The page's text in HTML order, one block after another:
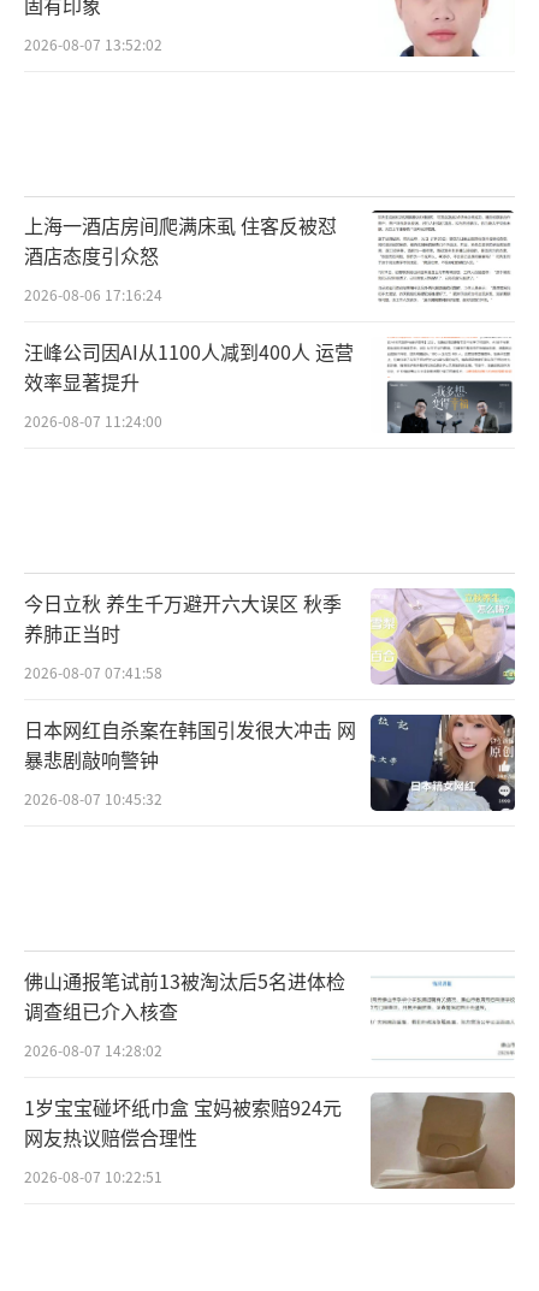
2026-08-07 13:52:02
上海一酒店房间爬满床虱 住客反被怼
酒店态度引众怒
2026-08-06 17:16:24
汪峰公司因AI从1100人减到400人 运营
效率显著提升
2026-08-07 11:24:00
今日立秋 养生千万避开六大误区 秋季
养肺正当时
2026-08-07 07:41:58
日本网红自杀案在韩国引发很大冲击 网
暴悲剧敲响警钟
2026-08-07 10:45:32
佛山通报笔试前13被淘汰后5名进体检
调查组已介入核查
2026-08-07 14:28:02
1岁宝宝碰坏纸巾盒 宝妈被索赔924元
网友热议赔偿合理性
2026-08-07 10:22:51